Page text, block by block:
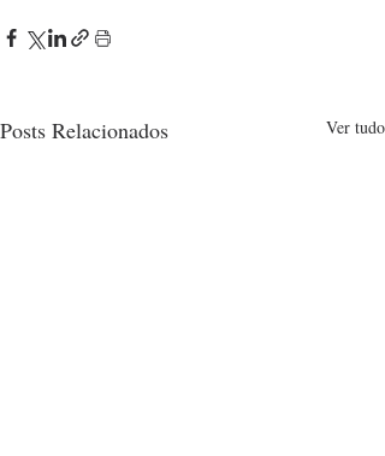
Posts Relacionados Ver tudo